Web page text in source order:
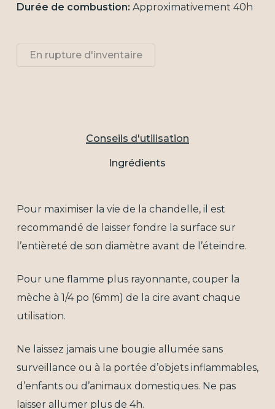
Durée de combustion: Approximativement 40h
En rupture d'inventaire
Conseils d'utilisation
Ingrédients
Pour maximiser la vie de la chandelle, il est
recommandé de laisser fondre la surface sur
l’entièreté de son diamètre avant de l’éteindre.
Pour une flamme plus rayonnante, couper la
mèche à 1/4 po (6mm) de la cire avant chaque
utilisation.
Ne laissez jamais une bougie allumée sans
surveillance ou à la portée d’objets inflammables,
d’enfants ou d’animaux domestiques. Ne pas
laisser allumer plus de 4h.